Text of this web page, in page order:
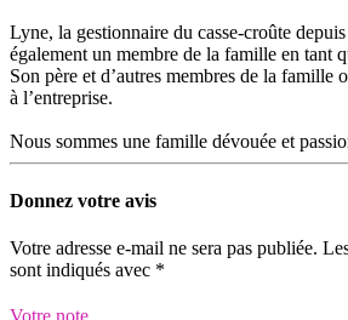
Lyne, la gestionnaire du casse-croûte depuis
également un membre de la famille en tant
Son père et d’autres membres de la famille
à l’entreprise.
Nous sommes une famille dévouée et
Donnez votre avis
Votre adresse e-mail ne sera pas publiée.
sont indiqués avec *